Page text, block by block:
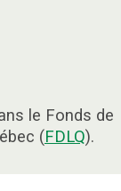
le Fonds de
(FDLQ).